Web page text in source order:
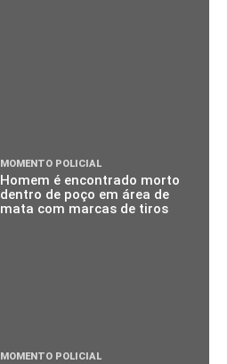
MOMENTO POLICIAL
Homem é encontrado morto
dentro de poço em área de
mata com marcas de tiros
MOMENTO POLICIAL